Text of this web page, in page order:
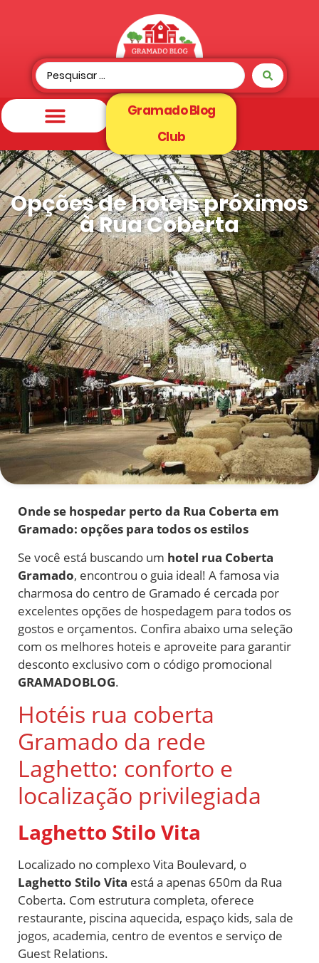
Gramado Blog
Club
Opções de hotéis próximos
à Rua Coberta
Onde se hospedar perto da Rua Coberta em
Gramado: opções para todos os estilos
Se você está buscando um hotel rua Coberta
Gramado, encontrou o guia ideal! A famosa via
charmosa do centro de Gramado é cercada por
excelentes opções de hospedagem para todos os
gostos e orçamentos. Confira abaixo uma seleção
com os melhores hoteis e aproveite para garantir
desconto exclusivo com o código promocional
GRAMADOBLOG.
Hotéis rua coberta
Gramado da rede
Laghetto: conforto e
localização privilegiada
Laghetto Stilo Vita
Localizado no complexo Vita Boulevard, o
Laghetto Stilo Vita está a apenas 650m da Rua
Coberta. Com estrutura completa, oferece
restaurante, piscina aquecida, espaço kids, sala de
jogos, academia, centro de eventos e serviço de
Guest Relations.